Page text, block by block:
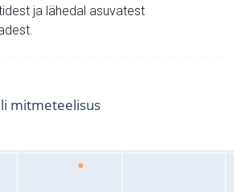
ja lähedal asuvatest
mitmeteelisus